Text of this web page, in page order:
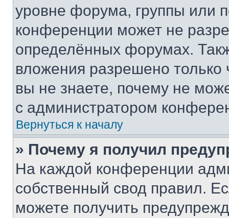
уровне форума, группы или
конференции может не
определённых форумах.
вложения разрешено
вы не знаете, почему не
с администратором
Вернуться к началу
» Почему я получил
На каждой конференции
собственный свод правил.
можете получить